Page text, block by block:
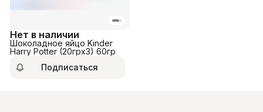
Нет в наличии
Шоколадное яйцо Kinder
Harry Potter (20грх3) 60гр
Подписаться